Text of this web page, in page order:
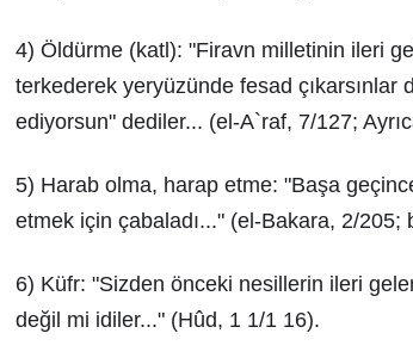
4) Öldürme (katl): "Firavn milletinin ileri
terkederek yeryüzünde fesad çıkarsınlar
ediyorsun" dediler... (el-A`raf, 7/127;
5) Harab olma, harap etme: "Başa
etmek için çabaladı..." (el-Bakara, 2/205;
6) Küfr: "Sizden önceki nesillerin ileri
değil mi idiler..." (Hûd, 1 1/1 16).